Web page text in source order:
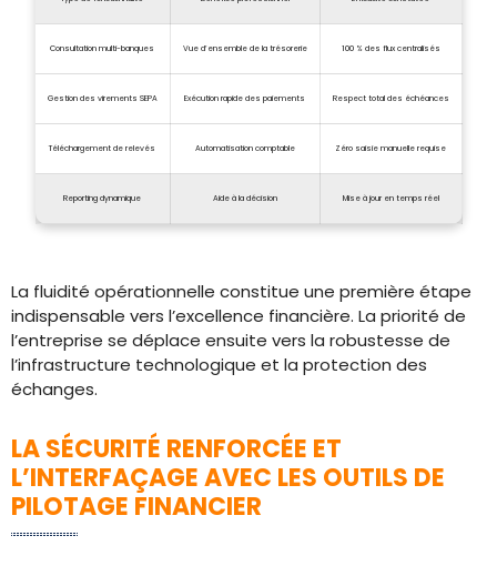
Consultation multi-banques Vue d’ensemble de la trésorerie 100 % des flux centralisés
Gestion des virements SEPA Exécution rapide des paiements Respect total des échéances
Téléchargement de relevés Automatisation comptable Zéro saisie manuelle requise
Reporting dynamique Aide à la décision Mise à jour en temps réel
La fluidité opérationnelle constitue une première étape
indispensable vers l’excellence financière. La priorité de
l’entreprise se déplace ensuite vers la robustesse de
l’infrastructure technologique et la protection des
échanges.
LA SÉCURITÉ RENFORCÉE ET
L’INTERFAÇAGE AVEC LES OUTILS DE
PILOTAGE FINANCIER